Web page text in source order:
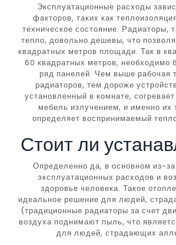
Эксплуатационные расходы
факторов, таких как
техническое состояние. Радиаторы,
тепло, довольно дешевы, что
квадратных метров площади. Так в
60 квадратных метров, необходимо
ряд панелей. Чем выше рабочая
радиаторов, тем дороже
установленный в комнате,
мебель излучением, и именно их
определяет воспринимаемый
Стоит ли
Определенно да, в основном из-за
эксплуатационных расходов и
здоровье человека. Такое
идеальное решение для людей,
(традиционные радиаторы за счет
воздуха поднимают пыль, что
для людей, страдающих